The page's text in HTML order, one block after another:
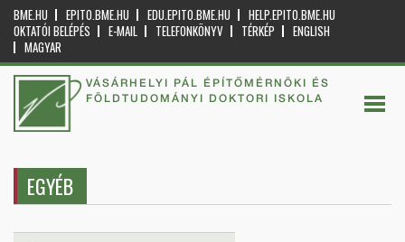
BME.HU EPITO.BME.HU EDU.EPITO.BME.HU
HELP.EPITO.BME.HU
OKTATÓI BELÉPÉS
E-MAIL TELEFONKÖNYV TÉRKÉP
ENGLISH
MAGYAR
VÁSÁRHELYI PÁL ÉPÍTŐMÉRNÖKI ÉS
FÖLDTUDOMÁNYI DOKTORI ISKOLA
EGYÉB